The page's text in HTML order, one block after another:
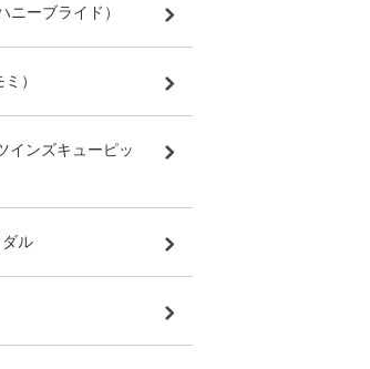
ニーブライド）
）
インズキューピッ
ル